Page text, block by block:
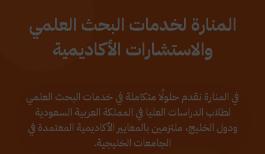
المنارة لخدمات البحث العلمي
والاستشارات الأكاديمية
في المنارة نقدم حلولًا متكاملة في خدمات البحث العلمي
لطلاب الدراسات العليا في المملكة العربية السعودية
ودول الخليج، ملتزمين بالمعايير الأكاديمية المعتمدة في
الجامعات الخليجية.